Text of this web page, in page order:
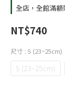
全店，全館滿
NT$740
尺寸 : S (23~25cm)
S (23~25cm)